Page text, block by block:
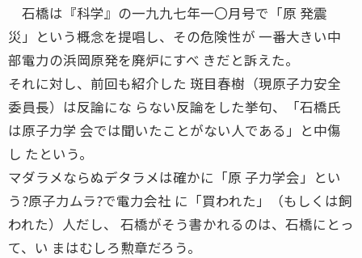
石橋は『科学』の一九九七年一〇月号で「原 発震
災」という概念を提唱し、その危険性が 一番大きい中
部電力の浜岡原発を廃炉にすべ きだと訴えた。
それに対し、前回も紹介した 斑目春樹（現原子力安全
委員長）は反論にな らない反論をした挙句、「石橋氏
は原子力学 会では聞いたことがない人である」と中傷
し たという。
マダラメならぬデタラメは確かに「原 子力学会」とい
う?原子力ムラ?で電力会社 に「買われた」（もしくは飼
われた）人だし、 石橋がそう書かれるのは、石橋にとっ
て、い まはむしろ勲章だろう。